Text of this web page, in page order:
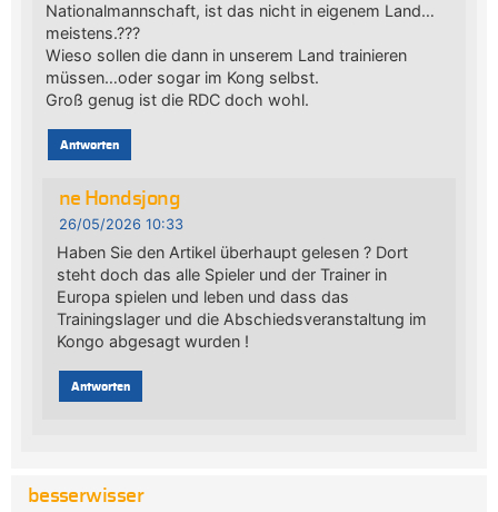
Nationalmannschaft, ist das nicht in eigenem Land…
meistens.???
Wieso sollen die dann in unserem Land trainieren
müssen…oder sogar im Kong selbst.
Groß genug ist die RDC doch wohl.
Antworten
ne Hondsjong
26/05/2026 10:33
Haben Sie den Artikel überhaupt gelesen ? Dort
steht doch das alle Spieler und der Trainer in
Europa spielen und leben und dass das
Trainingslager und die Abschiedsveranstaltung im
Kongo abgesagt wurden !
Antworten
besserwisser